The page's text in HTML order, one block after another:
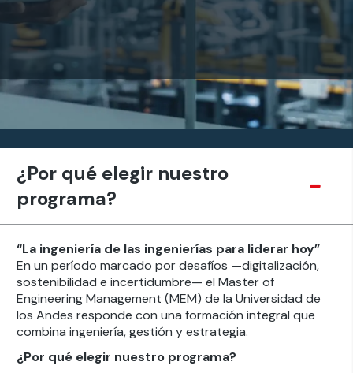
¿Por qué elegir nuestro
programa?
“La ingeniería de las ingenierías para liderar hoy”
En un período marcado por desafíos —digitalización,
sostenibilidad e incertidumbre— el Master of
Engineering Management (MEM) de la Universidad de
los Andes responde con una formación integral que
combina ingeniería, gestión y estrategia.
¿Por qué elegir nuestro programa?